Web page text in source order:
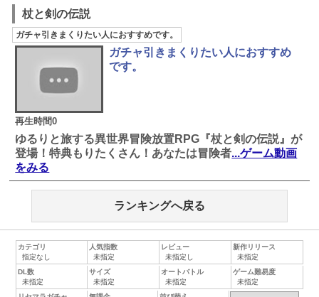
杖と剣の伝説
ガチャ引きまくりたい人におすすめです。
再生時間0
ガチャ引きまくりたい人におすすめ
です。
ゆるりと旅する異世界冒険放置RPG『杖と剣の伝説』が
登場！特典もりたくさん！あなたは冒険者...ゲーム動画
をみる
ランキングへ戻る
カテゴリ 人気指数 レビュー 新作リリース
DL数 サイズ オートバトル ゲーム難易度